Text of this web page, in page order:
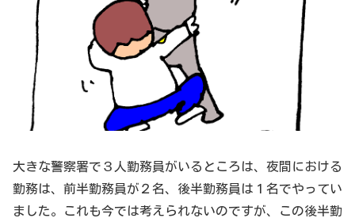
大きな警察署で３人勤務員がいるところは、夜間における
勤務は、前半勤務員が２名、後半勤務員は１名でやってい
ました。これも今では考えられないのですが、この後半勤